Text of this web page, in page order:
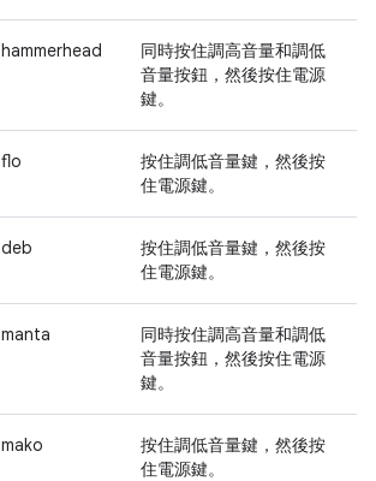
hammerhead 同時按住調高音量和調低
音量按鈕，然後按住電源
鍵。
flo 按住調低音量鍵，然後按
住電源鍵。
deb 按住調低音量鍵，然後按
住電源鍵。
manta 同時按住調高音量和調低
音量按鈕，然後按住電源
鍵。
mako 按住調低音量鍵，然後按
住電源鍵。